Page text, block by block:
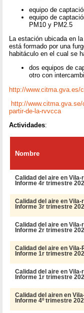
equipo de
equipo de
PM10 y PM2.5
La estación ubicada en
está formado por una
habitáculo en el cual se
dos equipos de
otro con
http://www.citma.gva.es/
http://
partir-de-la-rvvcca
Actividades:
Nombre
Calidad del aire en Vila-
Informe 4r trimestre
Calidad del aire en Vila-
Informe 3r trimestre
Calidad del aire en Vila-
Informe 2r trimestre
Calidad del aire en Vila-
Informe 1r trimestre
Calidad del aire en Vila-
Informe 1r trimestre
Calidad del airen en
Informe 4º trimestre